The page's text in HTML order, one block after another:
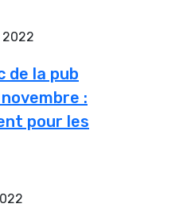
2022
de la pub
:
pour les